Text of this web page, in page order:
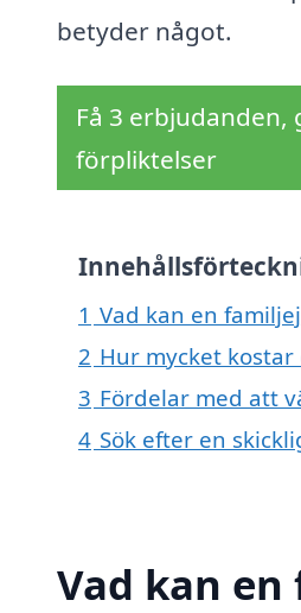
betyder något.
Få 3 erbjudanden,
förpliktelser
1 Vad kan en
2 Hur mycket
3 Fördelar med att
4 Sök efter en
Vad kan